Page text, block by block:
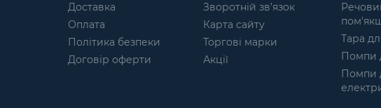
Доставка
Оплата
Політика безпеки
Договір оферти
Зворотній зв’язок
Карта сайту
Торгові марки
Акції
Тара
Помпи
Помпи